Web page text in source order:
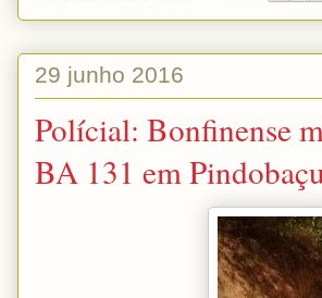
29 junho 2016
Polícial: Bonfinense
BA 131 em